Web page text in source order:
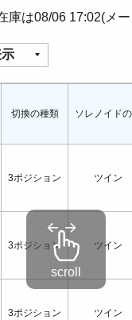
庫は08/06 17:02(メ
切換の種類 ソレノイド
3ポジション ツイン
3ポジション ツイン
3ポジション ツイン